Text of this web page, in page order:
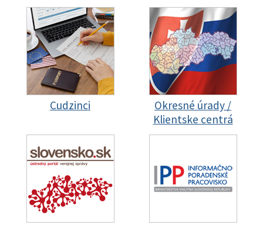
Cudzinci
Okresné úrady /
Klientske centrá